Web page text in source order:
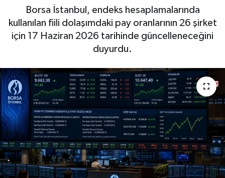
Borsa İstanbul, endeks hesaplamalarında
kullanılan fiili dolaşımdaki pay oranlarının 26 şirket
için 17 Haziran 2026 tarihinde güncelleneceğini
duyurdu.
BIST 100 Isı Haritası
Coin Isı Haritası
Kiripto Para Piyasası
Gizlilik Sözleşmesi
Hakkımızda
İletişim